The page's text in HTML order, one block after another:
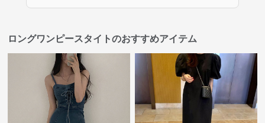
ロングワンピースタイトのおすすめアイテム